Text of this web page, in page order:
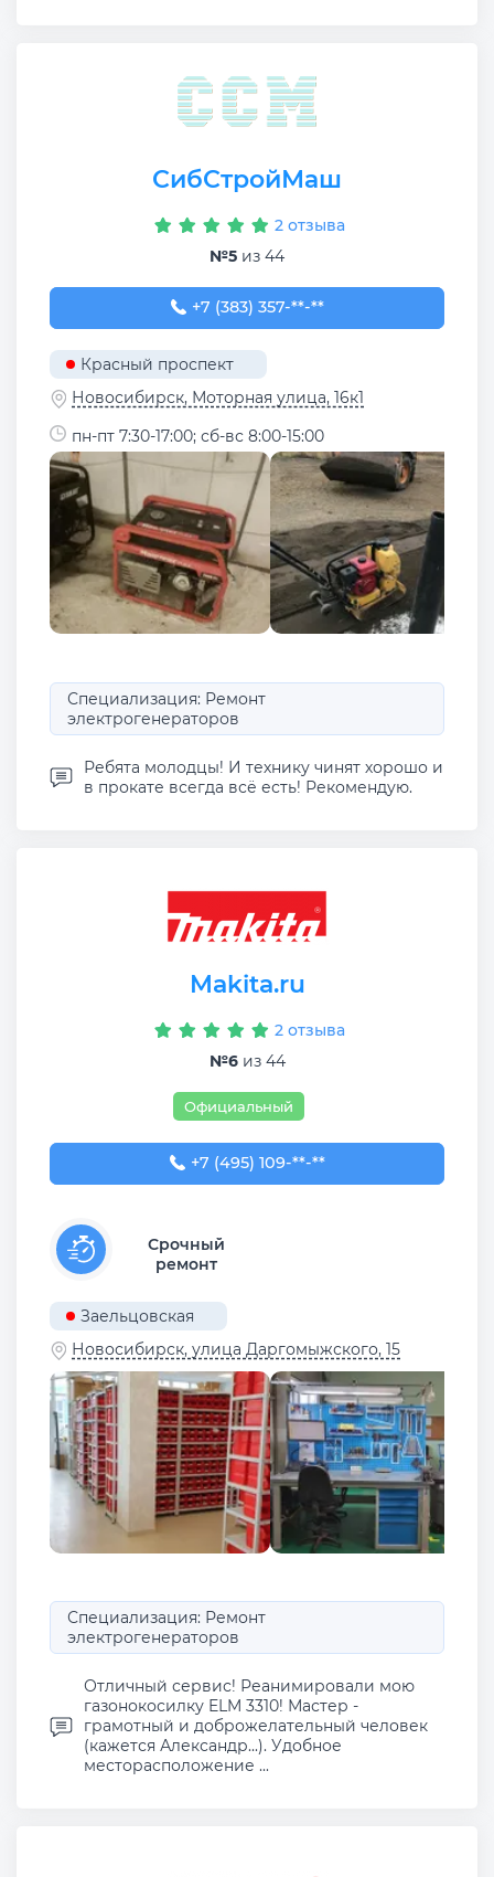
СибСтройМаш
2 отзыва
№5 из 44
+7 (383) 357-20-10
+7 (383) 357-**-**
Красный проспект
Новосибирск, Моторная улица, 16к1
пн-пт 7:30-17:00; сб-вс 8:00-15:00
Специализация: Ремонт
электрогенераторов
Ребята молодцы! И технику чинят хорошо и
в прокате всегда всё есть! Рекомендую.
Makita.ru
2 отзыва
№6из 44
Официальный
+7 (495) 109-88-66
+7 (495) 109-**-**
Срочный
ремонт
Заельцовская
Новосибирск, улица Даргомыжского, 15
Специализация: Ремонт
электрогенераторов
Отличный сервис! Реанимировали мою
газонокосилку ELM 3310! Мастер -
грамотный и доброжелательный человек
(кажется Александр...). Удобное
месторасположение ...